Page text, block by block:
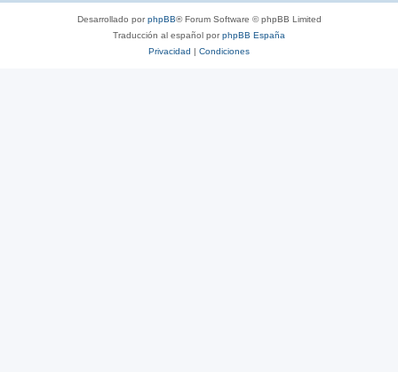
Desarrollado porphpBB® Forum Software © phpBB Limited
Traducción al español porphpBB España
Privacidad | Condiciones